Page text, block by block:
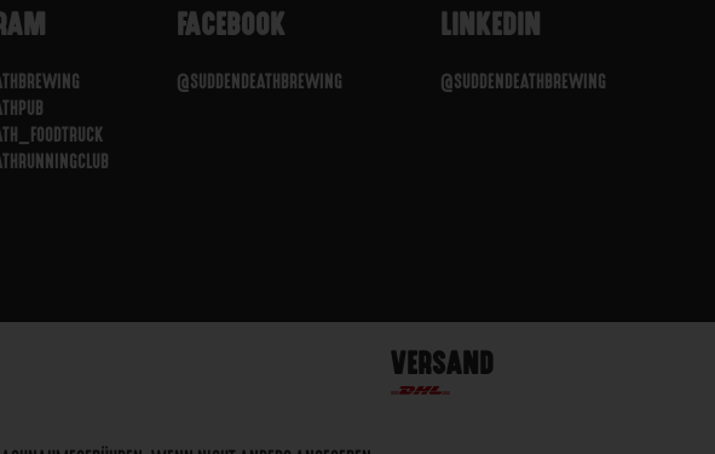
FACEBOOK
@SUDDENDEATHBREWING
LINKEDIN
@SUDDENDEATHBREWING
VERSAND